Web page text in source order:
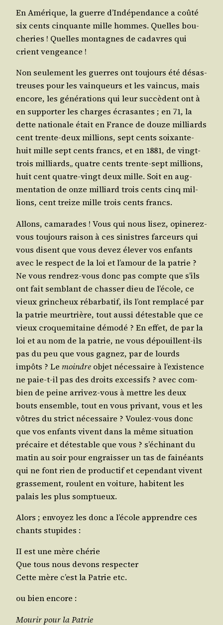
En Amé­rique, la guerre d’In­dé­pen­dance a coû­té
six cents cin­quante mille hommes. Quelles bou­
che­ries ! Quelles mon­tagnes de cadavres qui
crient vengeance !
Non seule­ment les guerres ont tou­jours été désas­
treuses pour les vain­queurs et les vain­cus, mais
encore, les géné­ra­tions qui leur suc­cèdent ont à
en sup­por­ter les charges écra­santes ; en 71, la
dette natio­nale était en France de douze mil­liards
cent trente-deux mil­lions, sept cents soixante-
huit mille sept cents francs, et en 1881, de vingt-
trois mil­liards„ quatre cents trente-sept mil­lions,
huit cent quatre-vingt deux mille. Soit en aug­
men­ta­tion de onze mil­liard trois cents cinq mil­
lions, cent treize mille trois cents francs.
Allons, cama­rades ! Vous qui nous lisez, opi­ne­rez-
vous tou­jours rai­son à ces sinistres far­ceurs qui
vous disent que vous devez éle­ver vos enfants
avec le res­pect de la loi et l’a­mour de la patrie ?
Ne vous ren­drez-vous donc pas compte que s’ils
ont fait sem­blant de chas­ser dieu de l’é­cole, ce
vieux grin­cheux rébar­ba­tif, ils l’ont rem­pla­cé par
la patrie meur­trière, tout aus­si détes­table que ce
vieux cro­que­mi­taine démo­dé ? En effet, de par la
loi et au nom de la patrie, ne vous dépouillent-ils
pas du peu que vous gagnez, par de lourds
impôts ? Le moindre objet néces­saire à l’exis­tence
ne paie-t-il pas des droits exces­sifs ? avec com­
bien de peine arri­vez-vous à mettre les deux
bouts ensemble, tout en vous pri­vant, vous et les
vôtres du strict néces­saire ? Vou­lez-vous donc
que vos enfants vivent dans la même situa­tion
pré­caire et détes­table que vous ? s’é­chi­nant du
matin au soir pour engrais­ser un tas de fai­néants
qui ne font rien de pro­duc­tif et cepen­dant vivent
gras­se­ment, roulent en voi­ture, habitent les
palais les plus somptueux.
Alors ; envoyez les donc a l’é­cole apprendre ces
chants stupides :
II est une mère chérie
Que tous nous devons respecter
Cette mère c’est la Patrie etc.
ou bien encore :
Mou­rir pour la Patrie